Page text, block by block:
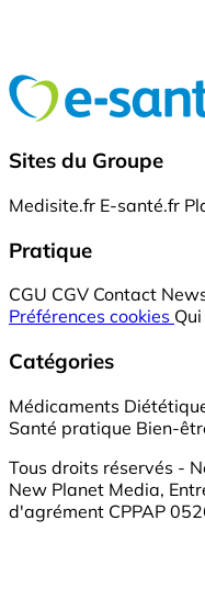
Sites du Groupe
Medisite.fr E-santé.fr
Pratique
CGU CGV Contact
Préférences cookies
Catégories
Médicaments
Santé pratique Bien-
Tous droits réservés -
New Planet Media,
d'agrément CPPAP